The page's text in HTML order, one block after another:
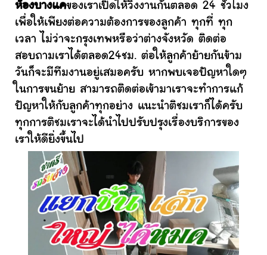
ห้องบางแคของเราเปิดให้วิ่งงานกันตลอด 24 ชั่วโมง
เพื่อให้เพียงต่อความต้องการของลูกค้า ทุกที่ ทุก
เวลา ไม่ว่าจะกรุงเทพหรือว่าต่างจังหวัด ติดต่อ
สอบถามเราได้ตลอด24ชม. ต่อให้ลูกค้าย้ายกันข้าม
วันก็จะมีทีมงานอยู่เสมอครับ หากพบเจอปัญหาใดๆ
ในการขนย้าย สามารถติดต่อเข้ามาเราจะทำการแก้
ปัญหาให้กับลูกค้าทุกอย่าง แนะนำติชมเราก็ได้ครับ
ทุกการติชมเราจะได้นำไปปรับปรุงเรื่องบริการของ
เราให้ดียิ่งขึ้นไป